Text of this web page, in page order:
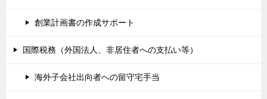
創業計画書の作成サポート
国際税務（外国法人、非居住者への支払い等）
海外子会社出向者への留守宅手当